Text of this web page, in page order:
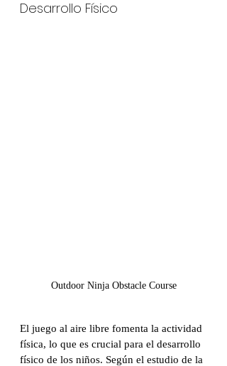
Desarrollo Físico
Outdoor Ninja Obstacle Course
El juego al aire libre fomenta la actividad
física, lo que es crucial para el desarrollo
físico de los niños. Según el estudio de la